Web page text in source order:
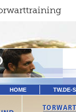
HOME TW.DE-